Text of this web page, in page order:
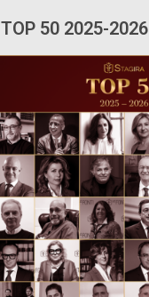
TOP 50 2025-2026